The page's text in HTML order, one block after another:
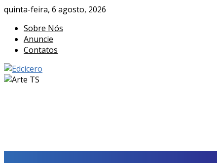
quinta-feira, 6 agosto, 2026
Sobre Nós
Anuncie
Contatos